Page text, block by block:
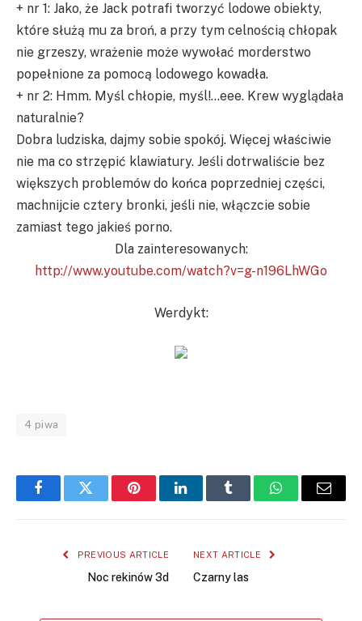
+ nr 1: Jako, że Jack potrafi tworzyć lodowe obiekty,
które służą mu za broń, a przy tym celnością chłopak
nie grzeszy, wrażenie może wywołać morderstwo
popełnione za pomocą lodowego kowadła.
+ nr 2: Hmm. Myśl chłopie, myśl!…eee. Krew wyglądała
naturalnie?
Dobra ludziska, dajmy sobie spokój. Więcej właściwie
nie ma co strzępić klawiatury. Jeśli dotrwaliście bez
większych problemów do końca poprzedniej części,
machnijcie cztery bronki, jeśli nie, włączcie sobie
zamiast tego jakieś porno.
Dla zainteresowanych:
http://www.youtube.com/watch?v=g-n196LhWGo
Werdykt:
4 piwa
FacebookTwitter PinterestLinkedInTumblr WhatsAppEmail
PREVIOUS ARTICLE
Noc rekinów 3d
NEXT ARTICLE
Czarny las